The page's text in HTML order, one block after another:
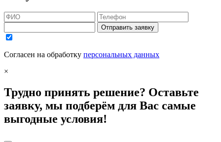
Отправить заявку
Согласен на обработку персональных данных
×
Трудно принять решение? Оставьте
заявку, мы подберём для Вас самые
выгодные условия!